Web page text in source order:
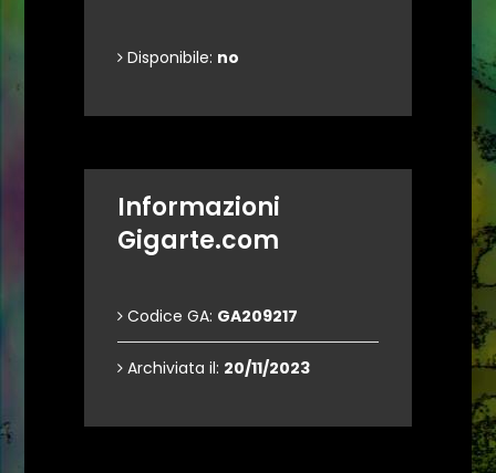
Disponibile: no
Informazioni
Gigarte.com
Codice GA: GA209217
Archiviata il: 20/11/2023